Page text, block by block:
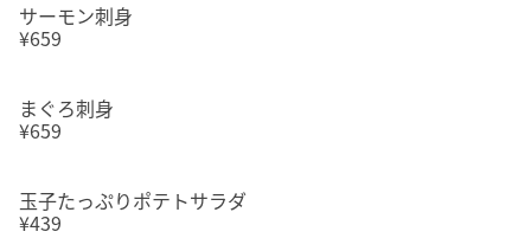
サーモン刺身
¥659
まぐろ刺身
¥659
玉子たっぷりポテトサラダ
¥439